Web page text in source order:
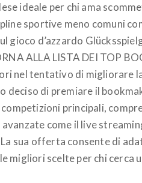
ideale per chi ama
sportive meno comuni
d’azzardo
ALLA LISTA DEI TOP
nel tentativo di migliorare
di premiare il
principali,
come il live
sua offerta consente di
scelte per chi cerca